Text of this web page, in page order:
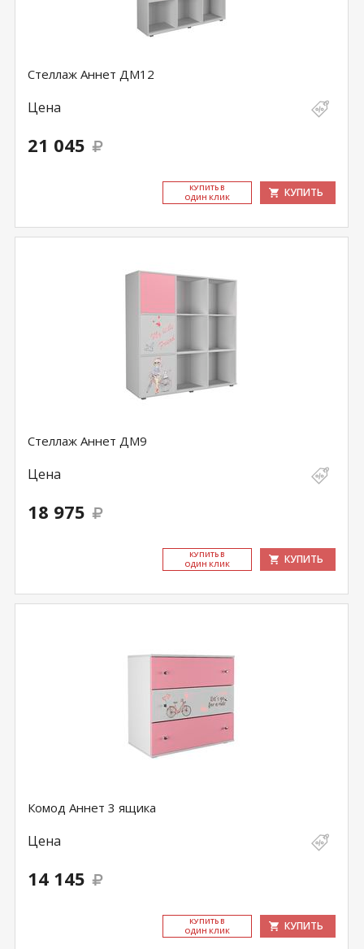
Стеллаж Аннет ДМ12
Цена
21 045
КУ­ПИТЬ В
ОДИН КЛИК
КУПИТЬ
Стеллаж Аннет ДМ9
Цена
18 975
КУ­ПИТЬ В
ОДИН КЛИК
КУПИТЬ
Комод Аннет 3 ящика
Цена
14 145
КУ­ПИТЬ В
ОДИН КЛИК
КУПИТЬ